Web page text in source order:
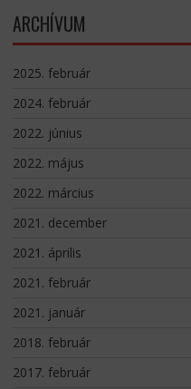
ARCHÍVUM
2025. február
2024. február
2022. június
2022. május
2022. március
2021. december
2021. április
2021. február
2021. január
2018. február
2017. február